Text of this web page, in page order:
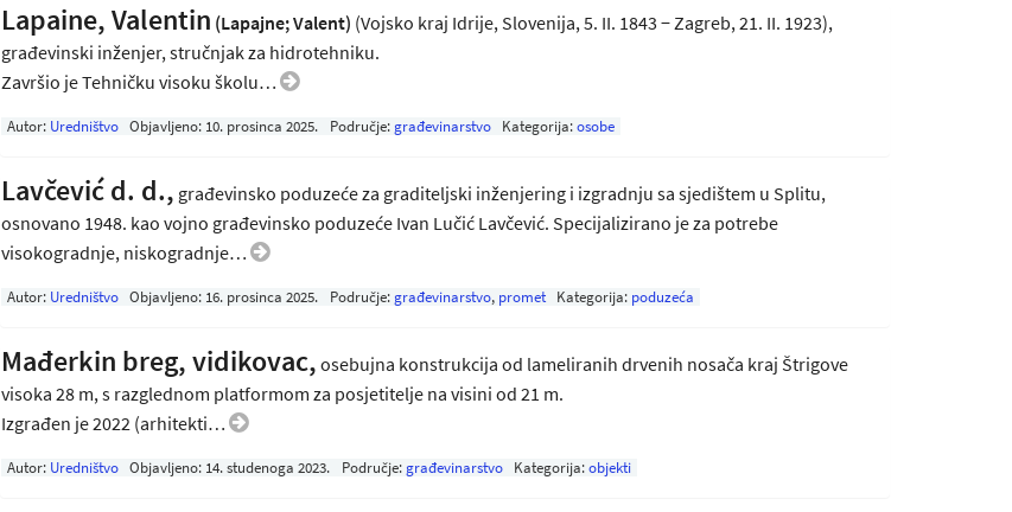
Lapaine, Valentin (Lapajne; Valent) (Vojsko kraj Idrije, Slovenija, 5. II. 1843 − Zagreb, 21. II. 1923),
građevinski inženjer, stručnjak za hidrotehniku.
Završio je Tehničku visoku školu…
Autor: Uredništvo Objavljeno: 10. prosinca 2025. Područje: građevinarstvo Kategorija:osobe
Lavčević d. d., građevinsko poduzeće za graditeljski inženjering i izgradnju sa sjedištem u Splitu,
osnovano 1948. kao vojno građevinsko poduzeće Ivan Lučić Lavčević. Specijalizirano je za potrebe
visokogradnje, niskogradnje…
Autor: Uredništvo Objavljeno: 16. prosinca 2025. Područje: građevinarstvo, promet Kategorija: poduzeća
Mađerkin breg, vidikovac, osebujna konstrukcija od lameliranih drvenih nosača kraj Štrigove
visoka 28 m, s razglednom platformom za posjetitelje na visini od 21 m.
Izgrađen je 2022 (arhitekti…
Autor: Uredništvo Objavljeno: 14. studenoga 2023. Područje: građevinarstvo Kategorija:objekti